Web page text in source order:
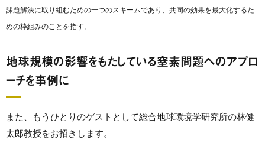
課題解決に取り組むための一つのスキームであり、共同の効果を最大化するた
めの枠組みのことを指す。
地球規模の影響をもたしている窒素問題へのアプロ
ーチを事例に
また、もうひとりのゲストとして総合地球環境学研究所の林健
太郎教授をお招きします。